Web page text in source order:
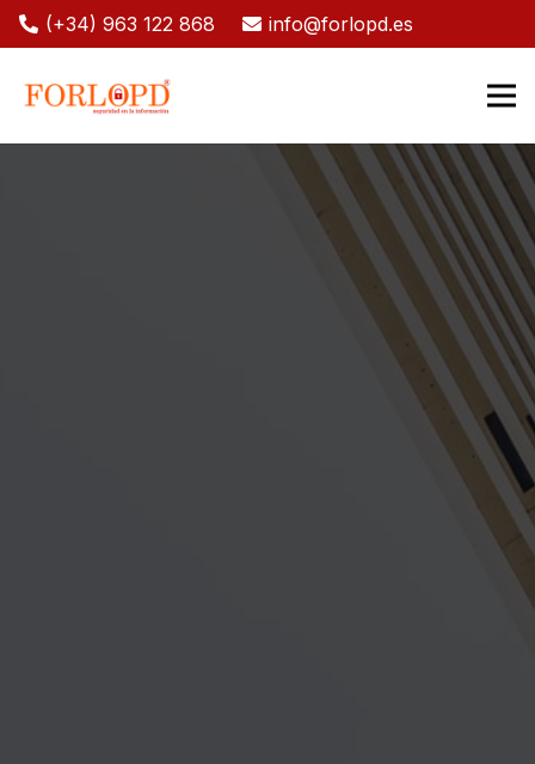
(+34) 963 122 868 info@forlopd.es